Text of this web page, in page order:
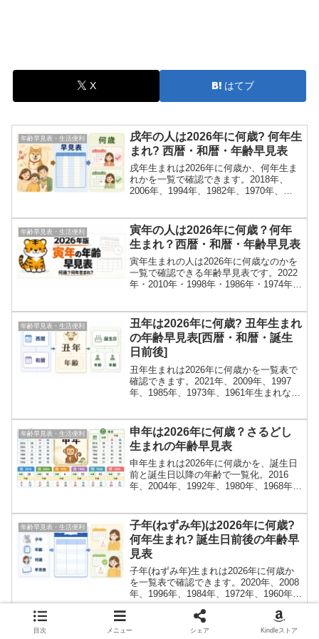
X はてブ
年齢早見表・生活便利
戌年の人は2026年に何歳? 何年生
まれ? 西暦・和暦・年齢早見表
戌年生まれは2026年に何歳か、何年生ま
れかを一覧で確認できます。2018年、
2006年、1994年、1982年、1970年、
年齢早見表・生活便利
寅年の人は2026年に何歳？何年
生まれ？西暦・和暦・年齢早見表
寅年生まれの人は2026年に何歳なのかを
一覧で確認できる年齢早見表です。2022
年・2010年・1998年・1986年・1974年・
やすくまとめました。
年齢早見表・生活便利
丑年は2026年に何歳? 丑年生まれ
の年齢早見表[西暦・和暦・誕生
日前後]
丑年生まれは2026年に何歳かを一覧表で
確認できます。2021年、2009年、1997
年、1985年、1973年、1961年生まれなど
年齢早見表・生活便利
申年は2026年に何歳？さるどし
生まれの年齢早見表
申年生まれは2026年に何歳かを、誕生日
前と誕生日以降の年齢で一覧化。2016
年、2004年、1992年、1980年、1968年、
年齢早見表・生活便利
子年(ねずみ年)は2026年に何歳?
何年生まれ? 誕生日前後の年齢早
見表
子年(ねずみ年)生まれは2026年に何歳か
を一覧表で確認できます。2020年、2008
年、1996年、1984年、1972年、1960年、
1948年生まれの年齢を誕生日前と誕生日
以降に分けて掲載。
年齢早見表・生活便利 辰年の人は何歳？何年生まれ？
目次 メニュー シェア Kindleストア